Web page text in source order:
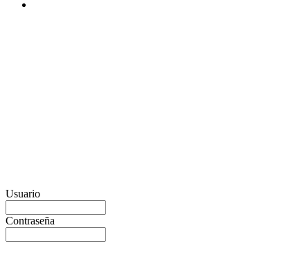
Usuario
Contraseña